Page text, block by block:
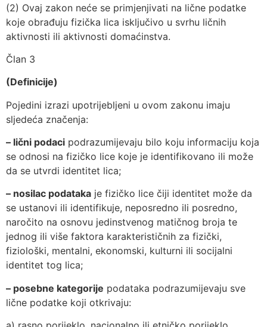
(2) Ovaj zakon neće se primjenjivati na lične podatke
koje obrađuju fizička lica isključivo u svrhu ličnih
aktivnosti ili aktivnosti domaćinstva.
Član 3
(Definicije)
Pojedini izrazi upotrijebljeni u ovom zakonu imaju
sljedeća značenja:
– lični podaci podrazumijevaju bilo koju informaciju koja
se odnosi na fizičko lice koje je identifikovano ili može
da se utvrdi identitet lica;
– nosilac podataka je fizičko lice čiji identitet može da
se ustanovi ili identifikuje, neposredno ili posredno,
naročito na osnovu jedinstvenog matičnog broja te
jednog ili više faktora karakterističnih za fizički,
fiziološki, mentalni, ekonomski, kulturni ili socijalni
identitet tog lica;
– posebne kategorije podataka podrazumijevaju sve
lične podatke koji otkrivaju: